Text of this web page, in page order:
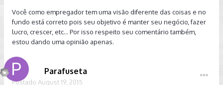
Você como empregador tem uma visão diferente das coisas e no
fundo está correto pois seu objetivo é manter seu negócio, fazer
lucro, crescer, etc... Por isso respeito seu comentário também,
estou dando uma opinião apenas.
Parafuseta
Postado August 19, 2015